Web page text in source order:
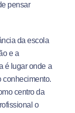
pensar
da escola
e a
é lugar onde a
conhecimento.
centro da
o